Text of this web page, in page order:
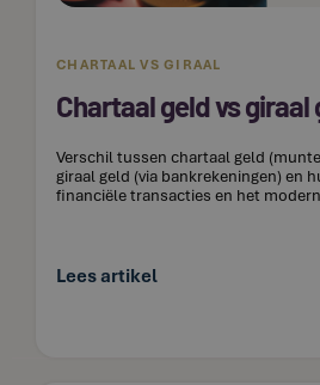
CHARTAAL VS GIRAAL
Chartaal geld vs giraal
Verschil tussen chartaal geld
giraal geld (via bankrekeningen) en
financiële transacties en het
Lees artikel